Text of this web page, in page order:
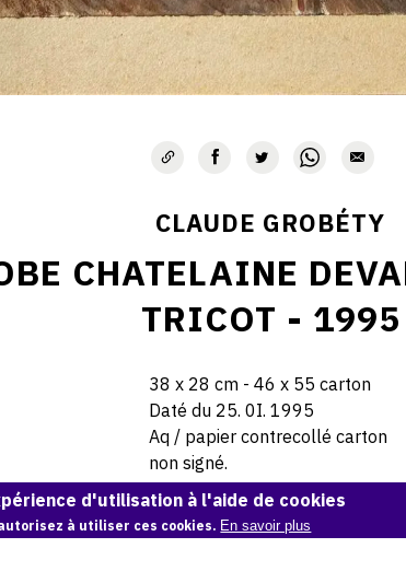
CLAUDE GROBÉTY
CHATELAINE
TRICOT - 1995
38 x 28 cm - 46 x 55 carton
Daté du 25. 0I. 1995
Aq / papier contrecollé carton
non signé.
© Claude Grobéty
d'utilisation à l'aide de cookies
à utiliser ces cookies. En savoir plus